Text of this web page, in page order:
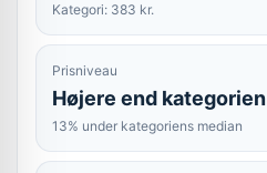
Kategori: 383 kr.
Prisniveau
Højere end kategorien
13% under kategoriens median